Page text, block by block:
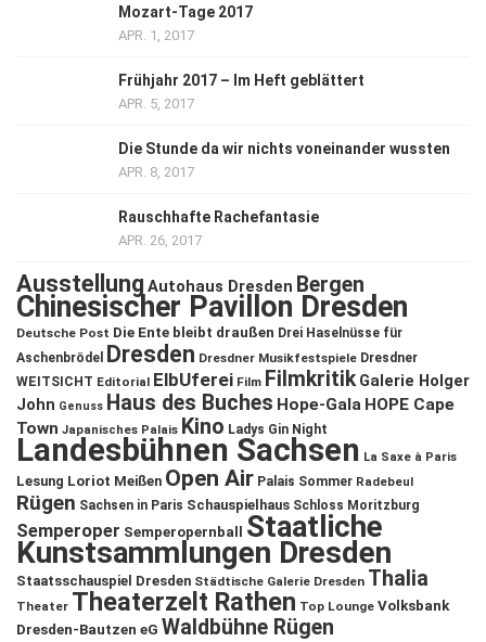
Mozart-Tage 2017
APR. 1, 2017
Frühjahr 2017 – Im Heft geblättert
APR. 5, 2017
Die Stunde da wir nichts voneinander wussten
APR. 8, 2017
Rauschhafte Rachefantasie
APR. 26, 2017
Ausstellung Autohaus Dresden Bergen
Chinesischer Pavillon Dresden
Deutsche Post Die Ente bleibt draußen Drei Haselnüsse für
Aschenbrödel
Dresden Dresdner Musikfestspiele Dresdner
WEITSICHT Editorial ElbUferei Film Filmkritik Galerie Holger
John Genuss Haus des Buches Hope-Gala HOPE Cape
Town Japanisches Palais Kino Ladys Gin Night
Landesbühnen Sachsen La Saxe à Paris
Lesung Loriot Meißen Open Air Palais Sommer Radebeul
Rügen Sachsen in Paris Schauspielhaus Schloss Moritzburg
Semperoper Semperopernball Staatliche
Kunstsammlungen Dresden
Staatsschauspiel Dresden Städtische Galerie Dresden Thalia
Theater Theaterzelt Rathen Top Lounge Volksbank
Dresden-Bautzen eG Waldbühne Rügen